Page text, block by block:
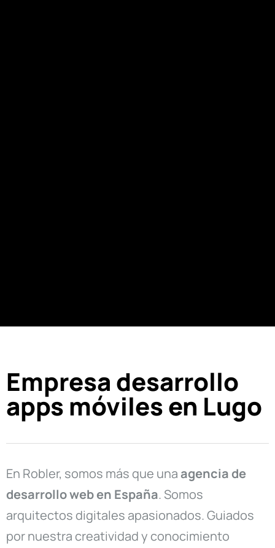
Empresa desarrollo
apps móviles en Lugo
En Robler, somos más que una agencia de
desarrollo web en España. Somos
arquitectos digitales apasionados. Guiados
por nuestra creatividad y conocimiento